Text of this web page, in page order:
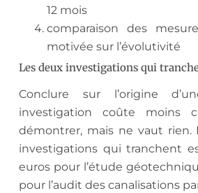
12 mois
comparaison des
motivée sur l’évolutivité
Les deux investigations qui
Conclure sur l’origine
investigation coûte moins
démontrer, mais ne vaut rien.
investigations qui tranchent
euros pour l’étude
pour l’audit des canalisations